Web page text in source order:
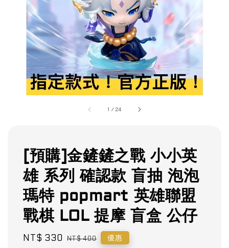
1 /24
[預購]金鏟鏟之戰 小小英
雄 系列 確認款 盲抽 泡泡
瑪特 popmart 英雄聯盟
戰棋 LOL 提摩 盲盒 公仔
Sale
NT$ 330 Regular
NT$ 400 優惠